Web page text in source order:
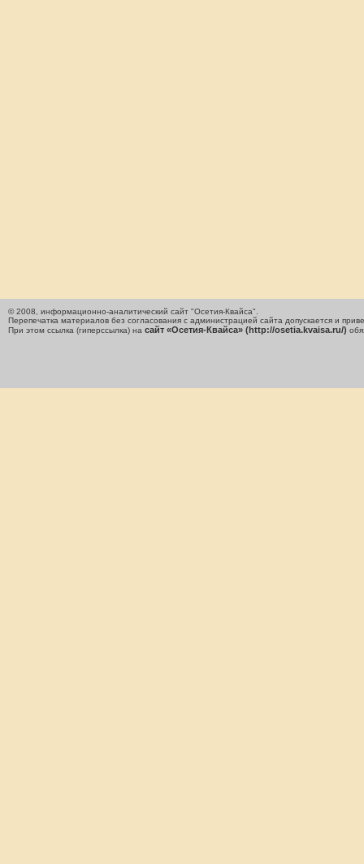
© 2008, информационно-аналитический сайт "Осетия-Квайса".
Перепечатка материалов без согласования с администрацией сайта допускается и
При этом ссылка (гиперссылка) на сайт «Осетия-Квайса» (http://osetia.kvaisa.ru/)